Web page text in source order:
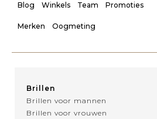
Blog Winkels Team Promoties
Merken Oogmeting
Brillen
Brillen voor mannen
Brillen voor vrouwen